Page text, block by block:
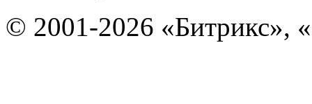
© 2001-2026 «Битрикс»,